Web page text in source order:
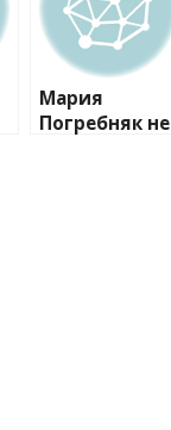
Мария
Погребняк не